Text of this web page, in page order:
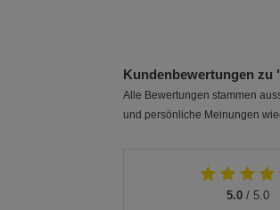
Kundenbewertungen zu
Alle Bewertungen stammen
und persönliche Meinungen
5.0/ 5.0